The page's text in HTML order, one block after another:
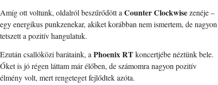
Amíg ott voltunk, oldalról beszűrődött a Counter Clockwisezenéje –
egy energikus punkzenekar, akiket korábban nem ismertem, de nagyon
tetszett a pozitív hangulatuk.
Ezután csallóközi barátaink, a Phoenix RTkoncertjébe néztünk bele.
Őket is jó régen láttam már élőben, de számomra nagyon pozitív
élmény volt, mert rengeteget fejlődtek azóta.